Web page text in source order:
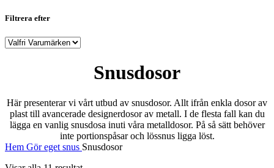
Filtrera efter
Snusdosor
Här presenterar vi vårt utbud av snusdosor. Allt ifrån enkla dosor av
plast till avancerade designerdosor av metall. I de flesta fall kan du
lägga en vanlig snusdosa inuti våra metalldosor. På så sätt behöver
inte portionspåsar och lössnus ligga löst.
Hem Gör eget snus Snusdosor